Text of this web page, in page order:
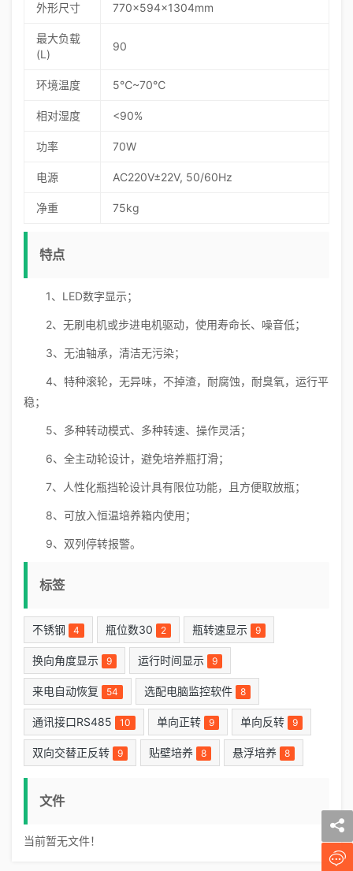
外形尺寸 770×594×1304mm
最大负载
(L)
90
环境温度 5℃~70℃
相对湿度 <90%
功率 70W
电源 AC220V±22V, 50/60Hz
净重 75kg
特点
1、LED数字显示；
2、无刷电机或步进电机驱动，使用寿命长、噪音低；
3、无油轴承，清洁无污染；
4、特种滚轮，无异味，不掉渣，耐腐蚀，耐臭氧，运行平
稳；
5、多种转动模式、多种转速、操作灵活；
6、全主动轮设计，避免培养瓶打滑；
7、人性化瓶挡轮设计具有限位功能，且方便取放瓶；
8、可放入恒温培养箱内使用；
9、双列停转报警。
标签
不锈钢 4 瓶位数30 2 瓶转速显示 9
换向角度显示 9 运行时间显示 9
来电自动恢复 54 选配电脑监控软件 8
通讯接口RS485 10 单向正转 9 单向反转 9
双向交替正反转 9 贴壁培养 8 悬浮培养 8
文件
当前暂无文件！